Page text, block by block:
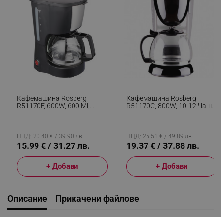
Кафемашина Rosberg
R51170F, 600W, 600 Ml,
ПЦД: 20.40 € / 39.90 лв.
15.99 € / 31.27 лв.
+ Добави
Кафемашина Rosberg
R51170C, 800W, 10-12 Чаши,
ПЦД: 25.51 € / 49.89 лв.
19.37 € / 37.88 лв.
+ Добави
Описание Прикачени файлове